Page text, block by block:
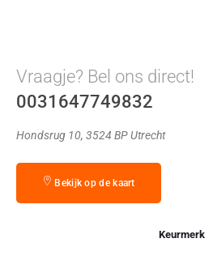
Vraagje? Bel ons direct!
0031647749832
Hondsrug 10, 3524 BP Utrecht
Bekijk op de kaart
Keurmerk